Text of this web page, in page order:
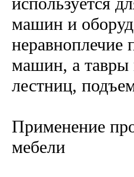
машин и
неравноплечие
машин, а тавры
лестниц,
Применение
мебели